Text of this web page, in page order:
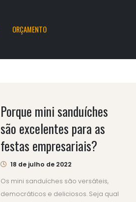
ORÇAMENTO
Porque mini sanduíches
são excelentes para as
festas empresariais?
18 de julho de 2022
Os mini sanduíches são versáteis,
democráticos e deliciosos. Seja qual